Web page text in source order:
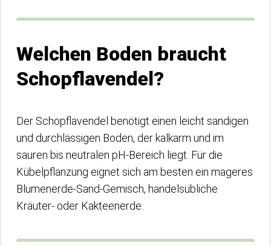
Welchen Boden braucht
Schopflavendel?
Der Schopflavendel benötigt einen leicht sandigen
und durchlässigen Boden, der kalkarm und im
sauren bis neutralen pH-Bereich liegt. Für die
Kübelpflanzung eignet sich am besten ein mageres
Blumenerde-Sand-Gemisch, handelsübliche
Kräuter- oder Kakteenerde.